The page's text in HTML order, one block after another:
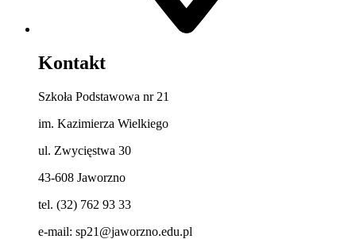
Kontakt
Szkoła Podstawowa nr 21
im. Kazimierza Wielkiego
ul. Zwycięstwa 30
43-608 Jaworzno
tel. (32) 762 93 33
e-mail: sp21@jaworzno.edu.pl